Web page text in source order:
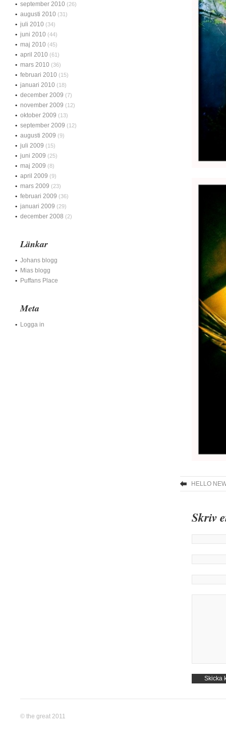
HELLO
Skriv
september 2010 (26)
augusti 2010 (31)
juli 2010 (34)
juni 2010 (44)
maj 2010 (45)
april 2010 (61)
mars 2010 (36)
februari 2010 (15)
januari 2010 (18)
december 2009 (7)
november 2009 (12)
oktober 2009 (13)
september 2009 (12)
augusti 2009 (9)
juli 2009 (15)
juni 2009 (25)
maj 2009 (8)
april 2009 (9)
mars 2009 (23)
februari 2009 (36)
januari 2009 (29)
december 2008 (2)
Länkar
Johans blogg
Mias blogg
Puffans Place
Meta
Logga in
© the great 2011